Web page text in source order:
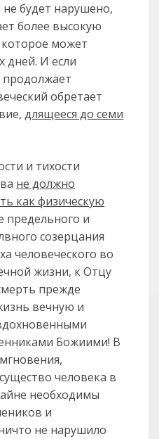
будет нарушено,
более высокую
может
дней. И если
продолжает
обретает
длящееся до семи
и тихости
не должно
как физическую
предельного и
созерцания
человеческого во
жизни, к Отцу
прежде
вечную и
Божиими! В
человека в
необходимы
и
не нарушило